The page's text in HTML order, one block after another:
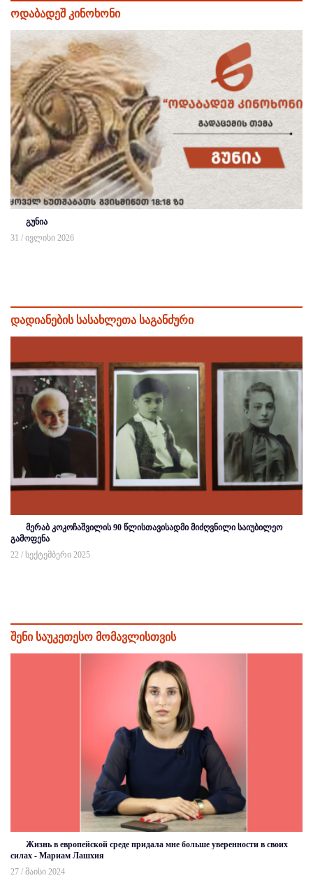
ოდაბადეშ კინოხონი
გუნია
31 / ივლისი 2026
დადიანების სასახლეთა საგანძური
მერაბ კოკოჩაშვილის 90 წლისთავისადმი მიძღვნილი საიუბილეო
გამოფენა
22 / სექტემბერი 2025
შენი საუკეთესო მომავლისთვის
Жизнь в европейской среде придала мне больше уверенности в своих
силах - Мариам Лашхия
27 / მაისი 2024